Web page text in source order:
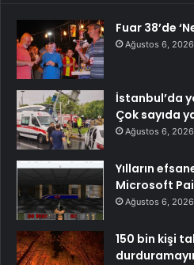
Fuar 38’de
Ağustos 6, 2026
İstanbul’da
Çok sayıda
Ağustos 6, 2026
Yılların
Microsoft
Ağustos 6, 2026
150 bin kişi